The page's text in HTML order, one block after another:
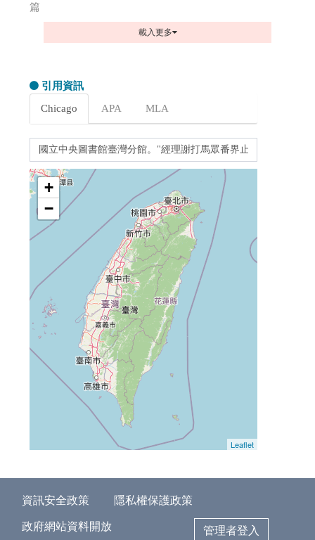
篇
載入更多
引用資訊
Chicago
APA MLA
+
−
Leaflet
資訊安全政策 隱私權保護政策
政府網站資料開放 管理者登入